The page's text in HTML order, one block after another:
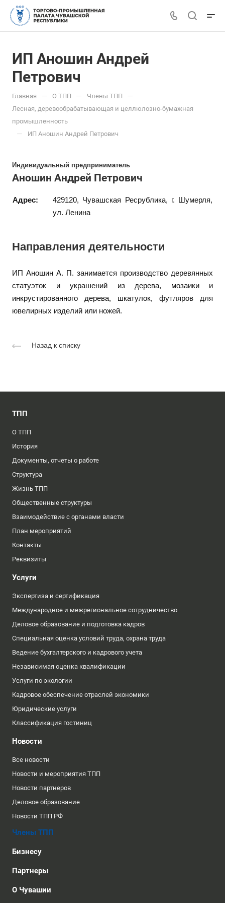
ИП Аношин Андрей
Петрович
Главная — О ТПП — Члены ТПП —
Лесная, деревообрабатывающая и целлюлозно-бумажная
промышленность
— ИП Аношин Андрей Петрович
Индивидуальный предприниматель
Аношин Андрей Петрович
Адрес:
429120, Чувашская Ресрублика, г. Шумерля,
ул. Ленина
Направления деятельности
ИП Аношин А. П. занимается производство деревянных
статуэток и украшений из дерева, мозаики и
инкрустированного дерева, шкатулок, футляров для
ювелирных изделий или ножей.
Назад к списку
ТПП
О ТПП
История
Документы, отчеты о работе
Структура
Жизнь ТПП
Общественные структуры
Взаимодействие с органами власти
План мероприятий
Контакты
Реквизиты
Услуги
Экспертиза и сертификация
Международное и межрегиональное сотрудничество
Деловое образование и подготовка кадров
Специальная оценка условий труда, охрана труда
Ведение бухгалтерского и кадрового учета
Независимая оценка квалификации
Услуги по экологии
Кадровое обеспечение отраслей экономики
Юридические услуги
Классификация гостиниц
Новости
Все новости
Новости и мероприятия ТПП
Новости партнеров
Деловое образование
Новости ТПП РФ
Члены ТПП
Бизнесу
Партнеры
О Чувашии